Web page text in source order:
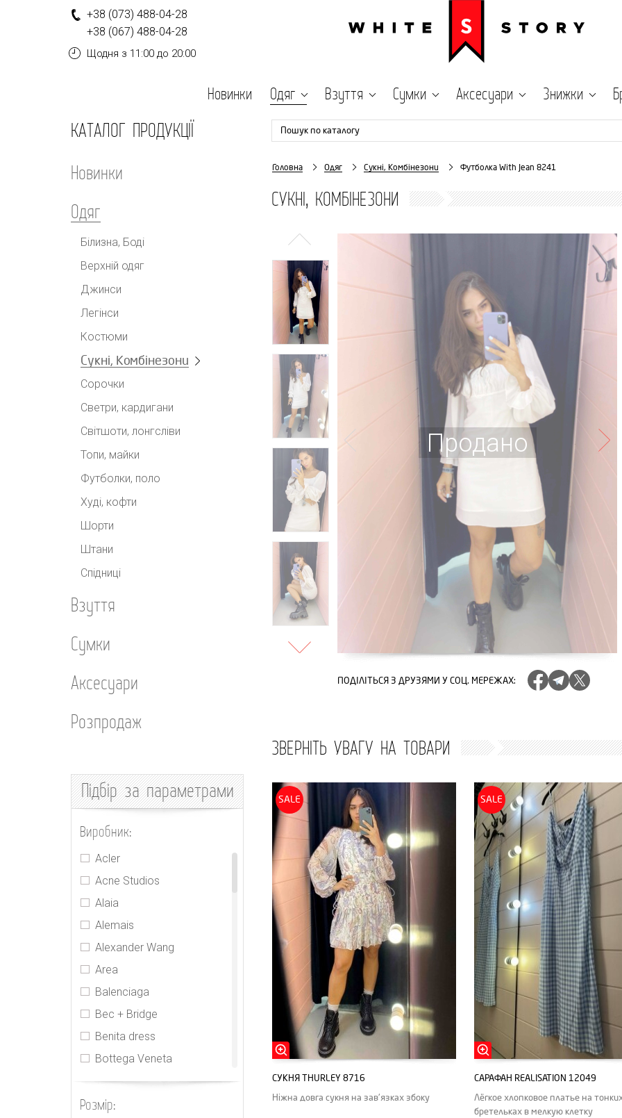
+38 (073) 488-04-28
+38 (067) 488-04-28
Щодня з 11:00 до 20:00
Новинки Одяг Взуття Сумки Аксесуари Знижки
КАТАЛОГ ПРОДУКЦІЇ
Новинки
Одяг
Білизна, Боді
Верхній одяг
Джинси
Легінси
Костюми
Сукні, Комбінезони
Сорочки
Светри, кардигани
Світшоти, лонгсліви
Топи, майки
Футболки, поло
Худі, кофти
Шорти
Штани
Спідниці
Взуття
Сумки
Аксесуари
Розпродаж
Підбірза параметрами
Виробник:
Acler
Acne Studios
Alaia
Alemais
Alexander Wang
Area
Balenciaga
Bec + Bridge
Benita dress
Bottega Veneta
CDR
Cecilie Bahnsen
Розмір:
Пошук по каталогу
Головна Одяг Сукні, Комбінезони Футболка With Jean 8241
СУКНІ, КОМБІНЕЗОНИ
Продано
ПОДІЛІТЬСЯ З ДРУЗЯМИ У СОЦ. МЕРЕЖАХ:
ЗВЕРНІТЬ УВАГУ НА ТОВАРИ
SALE
СУКНЯ THURLEY 8716
Ніжна довга сукня на зав'язках збоку
SALE
САРАФАН REALISATION 12049
Лёгкое хлопковое платье на
бретельках в мелкую клетку